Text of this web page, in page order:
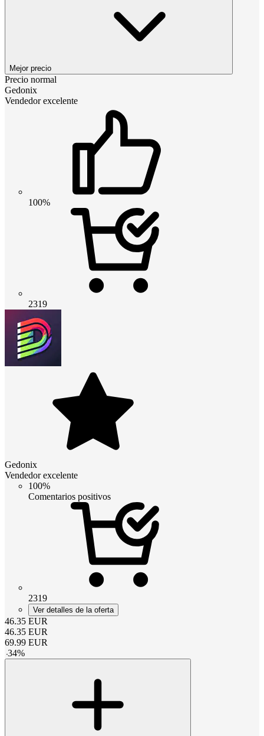
Mejor precio
Precio normal
Gedonix
Vendedor excelente
100%
2319
Gedonix
Vendedor excelente
100%
Comentarios positivos
2319
Ver detalles de la oferta
46.35 EUR
46.35 EUR
69.99 EUR
-34%